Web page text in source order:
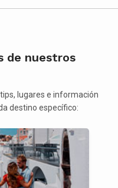
de nuestros
lugares e información
destino específico: